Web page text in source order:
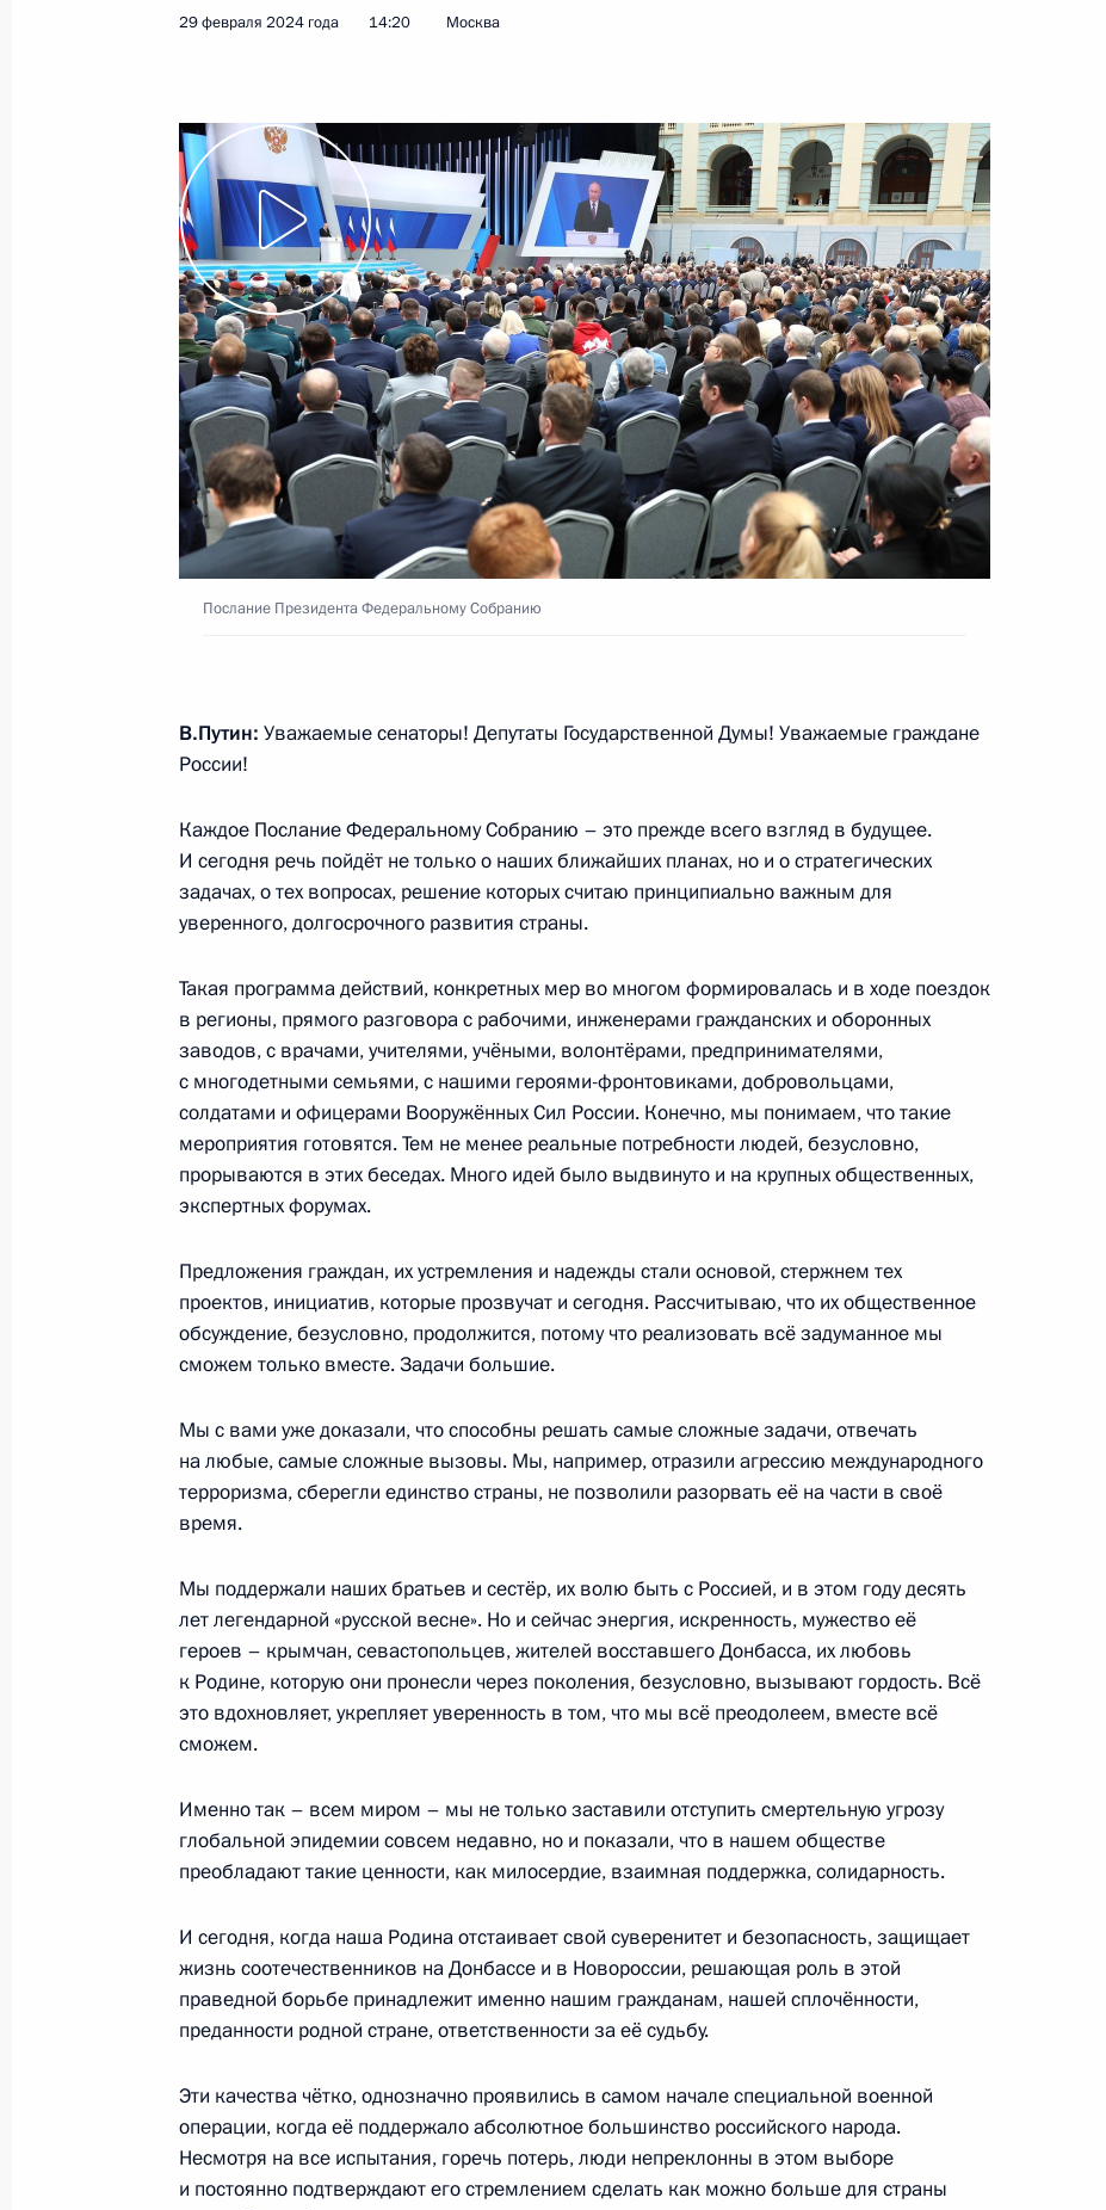
Послание Президента Федеральному Собранию
29 февраля 2024 года, 14:20 Москва
21 февраля 2023 года, вторник
Послание Президента Федеральному Собранию
21 февраля 2023 года, 13:50 Москва
25 :
21 апреля 2021 года, среда
Послание Президента Федеральному Собранию
21 апреля 2021 года, 13:20 Москва
33
Послание Президента Федеральному Собранию
15 января 2020 года, 13:15
20 февраля 2019 года, среда
Послание Президента Федеральному Собранию
1 марта 2018 года, четверг
Послание Президента Федеральному Собранию
1 марта 2018 года, 14:00 Москва
1 декабря 2016 года, четверг
Послание Президента Федеральному Собранию
1 декабря 2016 года, 13:10 Москва, Кремль
14
3 декабря 2015 года, четверг
Послание Президента Федеральному Собранию
4 декабря 2014 года, четверг
Послание Президента Федеральному Собранию
12 декабря 2013 года, четверг
Послание Президента Федеральному Собранию
12 декабря 2013 года, 13:15 Москва, Кремль
9
12 декабря 2012 года, среда
Послание Президента Федеральному Собранию
29 февраля 2024 года 14:20 Москва
Послание Президента Федеральному Собранию
В.Путин: Уважаемые сенаторы! Депутаты Государственной Думы! Уважаемые граждане
России!
Каждое Послание Федеральному Собранию – это прежде всего взгляд в будущее.
И сегодня речь пойдёт не только о наших ближайших планах, но и о стратегических
задачах, о тех вопросах, решение которых считаю принципиально важным для
уверенного, долгосрочного развития страны.
Такая программа действий, конкретных мер во многом формировалась и в ходе поездок
в регионы, прямого разговора с рабочими, инженерами гражданских и оборонных
заводов, с врачами, учителями, учёными, волонтёрами, предпринимателями,
с многодетными семьями, с нашими героями-фронтовиками, добровольцами,
солдатами и офицерами Вооружённых Сил России. Конечно, мы понимаем, что такие
мероприятия готовятся. Тем не менее реальные потребности людей, безусловно,
прорываются в этих беседах. Много идей было выдвинуто и на крупных общественных,
экспертных форумах.
Предложения граждан, их устремления и надежды стали основой, стержнем тех
проектов, инициатив, которые прозвучат и сегодня. Рассчитываю, что их общественное
обсуждение, безусловно, продолжится, потому что реализовать всё задуманное мы
сможем только вместе. Задачи большие.
Мы с вами уже доказали, что способны решать самые сложные задачи, отвечать
на любые, самые сложные вызовы. Мы, например, отразили агрессию международного
терроризма, сберегли единство страны, не позволили разорвать её на части в своё
время.
Мы поддержали наших братьев и сестёр, их волю быть с Россией, и в этом году десять
лет легендарной «русской весне». Но и сейчас энергия, искренность, мужество её
героев – крымчан, севастопольцев, жителей восставшего Донбасса, их любовь
к Родине, которую они пронесли через поколения, безусловно, вызывают гордость. Всё
это вдохновляет, укрепляет уверенность в том, что мы всё преодолеем, вместе всё
сможем.
Именно так – всем миром – мы не только заставили отступить смертельную угрозу
глобальной эпидемии совсем недавно, но и показали, что в нашем обществе
преобладают такие ценности, как милосердие, взаимная поддержка, солидарность.
И сегодня, когда наша Родина отстаивает свой суверенитет и безопасность, защищает
жизнь соотечественников на Донбассе и в Новороссии, решающая роль в этой
праведной борьбе принадлежит именно нашим гражданам, нашей сплочённости,
преданности родной стране, ответственности за её судьбу.
Эти качества чётко, однозначно проявились в самом начале специальной военной
операции, когда её поддержало абсолютное большинство российского народа.
Несмотря на все испытания, горечь потерь, люди непреклонны в этом выборе
и постоянно подтверждают его стремлением сделать как можно больше для страны